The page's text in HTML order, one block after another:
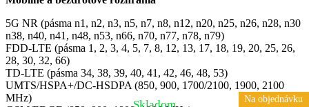
Na objednávku
5G NR (pásma n1, n2, n3, n5, n7, n8, n12, n20, n25, n26, n28, n30
n38, n40, n41, n48, n53, n66, n70, n77, n78, n79)
FDD-LTE (pásma 1, 2, 3, 4, 5, 7, 8, 12, 13, 17, 18, 19, 20, 25, 26,
28, 30, 32, 66)
TD-LTE (pásma 34, 38, 39, 40, 41, 42, 46, 48, 53)
UMTS/HSPA+/DC-HSDPA (850, 900, 1700/2100, 1900, 2100
MHz)